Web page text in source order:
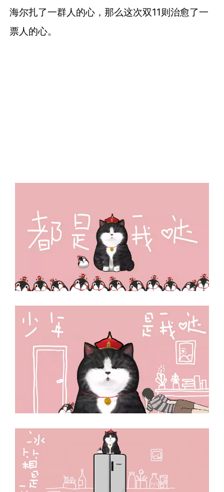
海尔扎了一群人的心，那么这次双11则治愈了一
票人的心。